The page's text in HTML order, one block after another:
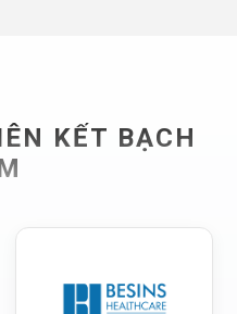
KẾT BẠCH